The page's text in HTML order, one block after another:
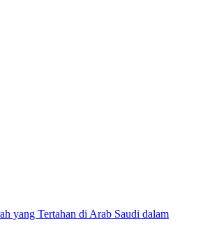
yang Tertahan di Arab Saudi dalam